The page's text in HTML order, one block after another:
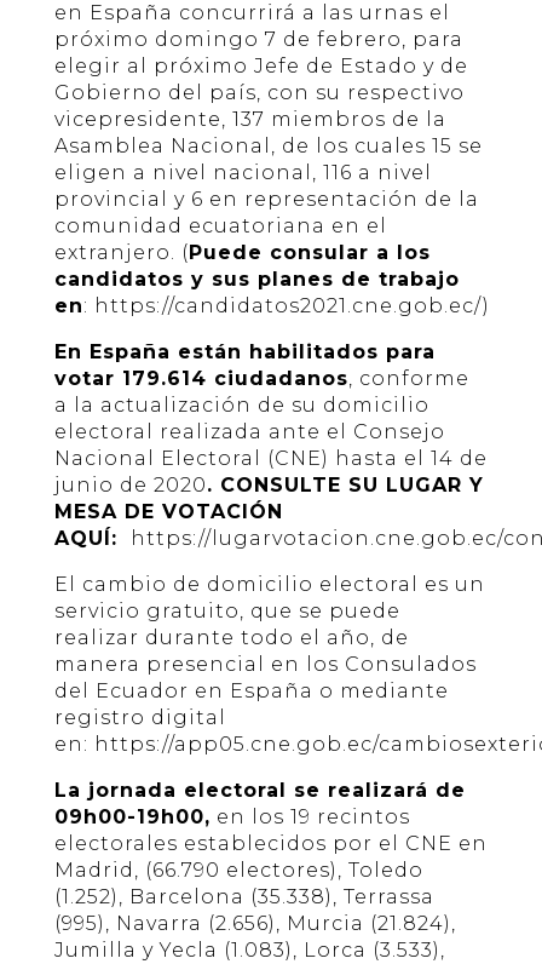
en España concurrirá a las urnas el
próximo domingo 7 de febrero, para
elegir al próximo Jefe de Estado y de
Gobierno del país, con su respectivo
vicepresidente, 137 miembros de la
Asamblea Nacional, de los cuales 15 se
eligen a nivel nacional, 116 a nivel
provincial y 6 en representación de la
comunidad ecuatoriana en el
extranjero. ( Puede consular a los
candidatos y sus planes de trabajo
en: https://candidatos2021.cne.gob.ec/)
En España están habilitados para
votar 179.614 ciudadanos, conforme
a la actualización de su domicilio
electoral realizada ante el Consejo
Nacional Electoral (CNE) hasta el 14 de
junio de 2020. CONSULTE SU LUGAR Y
MESA DE VOTACIÓN
AQUÍ:
https://lugarvotacion.cne.gob.ec/
El cambio de domicilio electoral es un
servicio gratuito, que se puede
realizar durante todo el año, de
manera presencial en los Consulados
del Ecuador en España o mediante
registro digital
en: https://app05.cne.gob.ec/
La jornada electoral se realizará de
09h00-19h00, en los 19 recintos
electorales establecidos por el CNE en
Madrid, (66.790 electores), Toledo
(1.252), Barcelona (35.338), Terrassa
(995), Navarra (2.656), Murcia (21.824),
Jumilla y Yecla (1.083), Lorca (3.533),